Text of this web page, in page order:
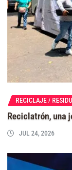
RECICLAJE /
Reciclatrón, una
JUL 24, 2026